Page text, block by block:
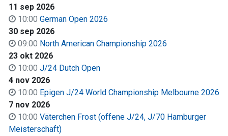
11 sep 2026
10:00 German Open 2026
30 sep 2026
09:00 North American Championship 2026
23 okt 2026
10:00 J/24 Dutch Open
4 nov 2026
10:00 Epigen J/24 World Championship Melbourne 2026
7 nov 2026
10:00 Väter­chen Frost (offene J/24, J/70 Hamburger
Meisterschaft)